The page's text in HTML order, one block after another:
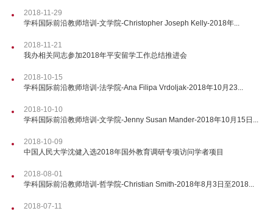
2018-11-29
学科国际前沿教师培训-文学院-Christopher Joseph Kelly-2018年...
2018-11-21
我办相关同志参加2018年平安留学工作总结推进会
2018-10-15
学科国际前沿教师培训-法学院-Ana Filipa Vrdoljak-2018年10月23...
2018-10-10
学科国际前沿教师培训-文学院-Jenny Susan Mander-2018年10月15日...
2018-10-09
中国人民大学沈健入选2018年国外教育调研专项访问学者项目
2018-08-01
学科国际前沿教师培训-哲学院-Christian Smith-2018年8月3日至2018...
2018-07-11